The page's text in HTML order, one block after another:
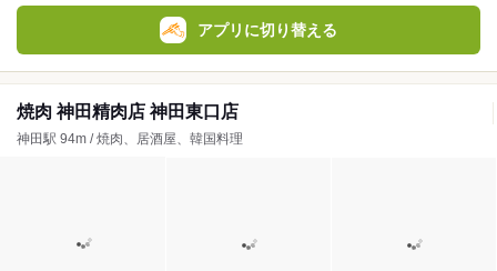
アプリに切り替える
焼肉 神田精肉店 神田東口店
神田駅 94m / 焼肉、居酒屋、韓国料理